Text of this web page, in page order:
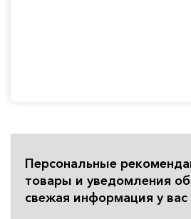
Персональные
товары и уведомления
свежая информация у вас